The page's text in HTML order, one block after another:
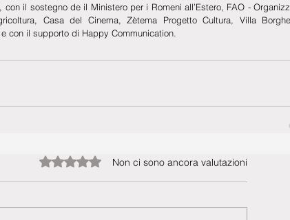
il sostegno de il Ministero per i Romeni all’Estero, FAO -
Casa del Cinema, Zètema Progetto Cultura, Villa
con il supporto di Happy Communication.
Valutazione 0 stelle su 5.Non ci sono ancora valutazioni